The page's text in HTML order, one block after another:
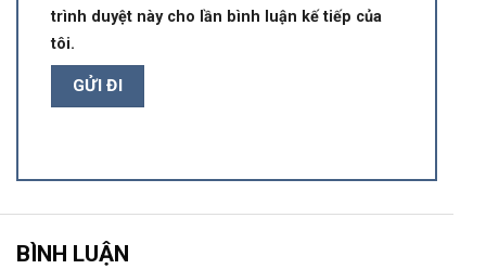
trình duyệt này cho lần bình luận kế tiếp của
tôi.
BÌNH LUẬN